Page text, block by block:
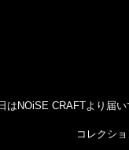
はNOiSE CRAFTより届い
コレクシ